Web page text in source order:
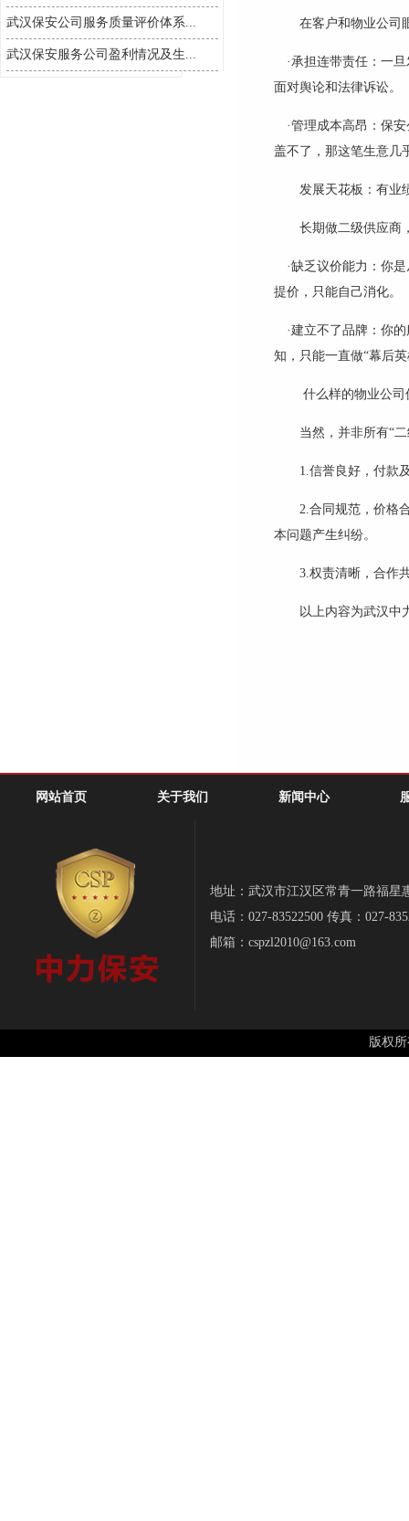
武汉保安公司服务质量评价体系...
武汉保安服务公司盈利情况及生...
在客户和物业公司
·承担连带责任：一
面对舆论和法律诉讼。
·管理成本高昂：保
盖不了，那这笔生意几
发展天花板：有业
长期做二级供应商
·缺乏议价能力：你
提价，只能自己消化。
·建立不了品牌：你
知，只能一直做“幕后英
什么样的物业公司
当然，并非所有“
1.信誉良好，付款
2.合同规范，价格
本问题产生纠纷。
3.权责清晰，合作
以上内容为武汉中
网站首页 关于我们 新闻中心
地址：武汉市江汉区常青一路福星
电话：027-83522500 传真：027-
邮箱：cspzl2010@163.com
版权